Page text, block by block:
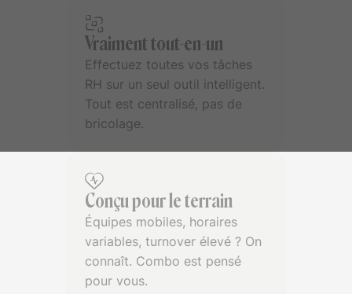
Vraiment tout-en-un
Effectuez toutes vos tâches
RH sur un seul outil intelligent.
Tout est centralisé, pas de
bricolage.
Conçu pour le terrain
Équipes mobiles, horaires
variables, turnover élevé ? On
connaît. Combo est pensé
pour vous.